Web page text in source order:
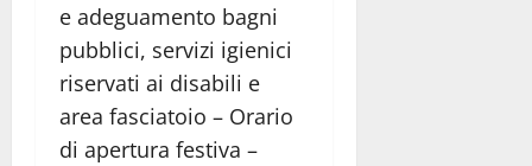
e adeguamento bagni
pubblici, servizi igienici
riservati ai disabili e
area fasciatoio – Orario
di apertura festiva –